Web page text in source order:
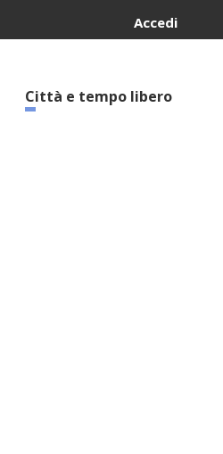
Accedi
Città e tempo libero